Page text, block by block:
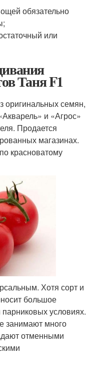
обязательно
или
Таня F1
семян,
и «Агрос»
Продается
магазинах.
красноватому
Хотя сорт и
большое
условиях.
занимают много
отменными